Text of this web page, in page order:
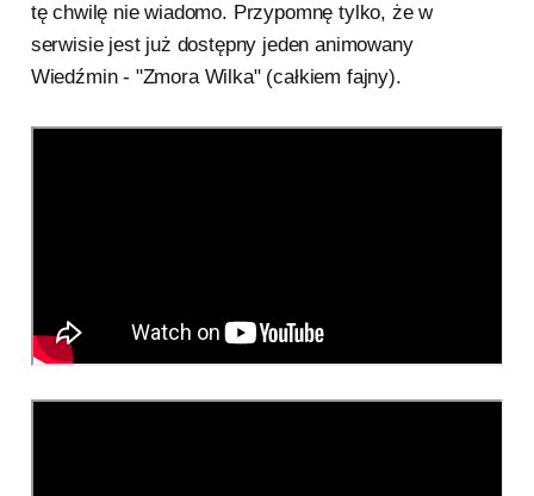
tę chwilę nie wiadomo. Przypomnę tylko, że w
serwisie jest już dostępny jeden animowany
Wiedźmin - "Zmora Wilka" (całkiem fajny).